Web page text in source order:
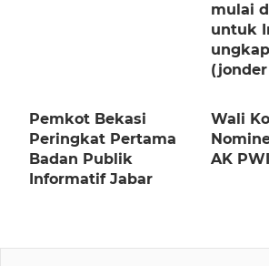
mulai
untuk
Pemkot Bekasi
Peringkat Pertama
Badan Publik
Informatif Jabar
Wali
AK